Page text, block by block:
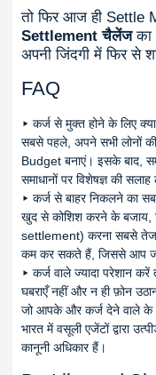
तो फिर आज ही Settle
Settlement चैलेंजका
अपनी जिंदगी में फिर से
FAQ
▸ कर्ज से मुक्त होने के लिए
सबसे पहले, अपने सभी लोनों
Budget बनाएं। इसके बाद,
समाधानों पर विशेषज्ञ की
▸ कर्ज से बाहर निकलने का
खुद से कोशिश करने के बजाय,
settlement) करना सबसे तेज
कम कर सकते हैं, जिससे आप
▸ कर्ज वाले ज्यादा परेशान करें
घबराएँ नहीं और न ही फ़ोन
जो आपके और कर्ज देने वाले के
भारत में वसूली एजेंटों द्वारा
कानूनी अधिकार हैं।